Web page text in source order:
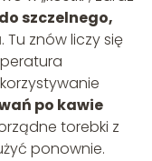
szczelnego,
. Tu znów liczy się
po kawie
torebki z
ponownie.